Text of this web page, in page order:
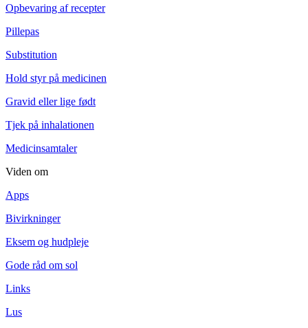
Opbevaring af recepter
Pillepas
Substitution
Hold styr på medicinen
Gravid eller lige født
Tjek på inhalationen
Medicinsamtaler
Viden om
Apps
Bivirkninger
Eksem og hudpleje
Gode råd om sol
Links
Lus